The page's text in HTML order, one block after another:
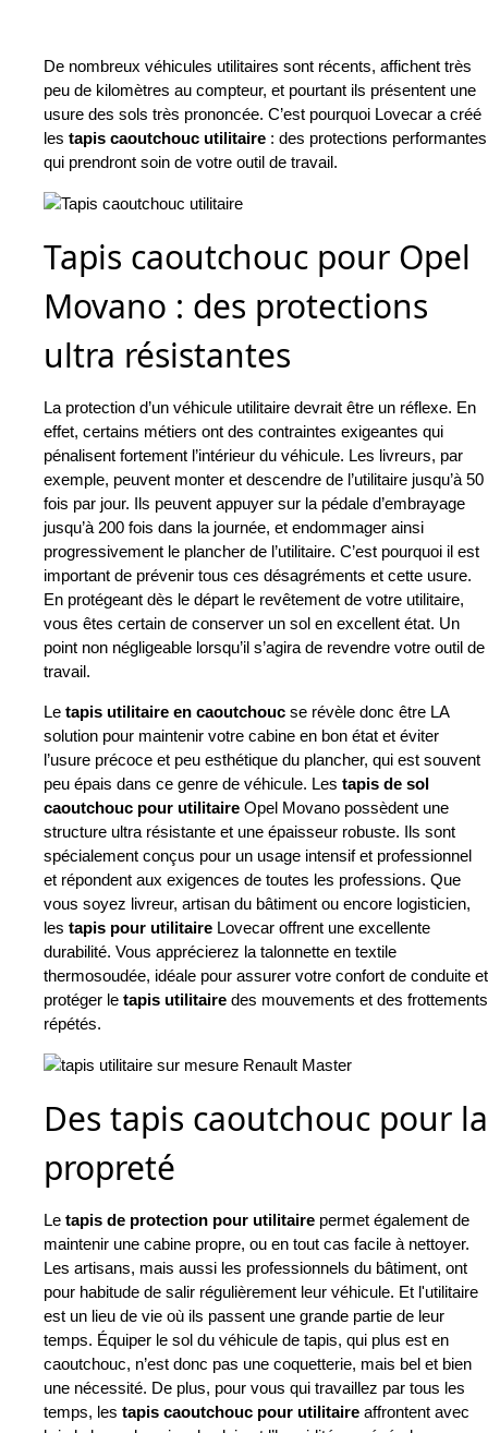
De nombreux véhicules utilitaires sont récents, affichent très
peu de kilomètres au compteur, et pourtant ils présentent une
usure des sols très prononcée. C’est pourquoi Lovecar a créé
les tapis caoutchouc utilitaire : des protections performantes
qui prendront soin de votre outil de travail.
Tapis caoutchouc pour Opel
Movano : des protections
ultra résistantes
La protection d’un véhicule utilitaire devrait être un réflexe. En
effet, certains métiers ont des contraintes exigeantes qui
pénalisent fortement l’intérieur du véhicule. Les livreurs, par
exemple, peuvent monter et descendre de l’utilitaire jusqu’à 50
fois par jour. Ils peuvent appuyer sur la pédale d’embrayage
jusqu’à 200 fois dans la journée, et endommager ainsi
progressivement le plancher de l’utilitaire. C’est pourquoi il est
important de prévenir tous ces désagréments et cette usure.
En protégeant dès le départ le revêtement de votre utilitaire,
vous êtes certain de conserver un sol en excellent état. Un
point non négligeable lorsqu’il s’agira de revendre votre outil de
travail.
Le tapis utilitaire en caoutchouc se révèle donc être LA
solution pour maintenir votre cabine en bon état et éviter
l’usure précoce et peu esthétique du plancher, qui est souvent
peu épais dans ce genre de véhicule. Les tapis de sol
caoutchouc pour utilitaire Opel Movano possèdent une
structure ultra résistante et une épaisseur robuste. Ils sont
spécialement conçus pour un usage intensif et professionnel
et répondent aux exigences de toutes les professions. Que
vous soyez livreur, artisan du bâtiment ou encore logisticien,
les tapis pour utilitaire Lovecar offrent une excellente
durabilité. Vous apprécierez la talonnette en textile
thermosoudée, idéale pour assurer votre confort de conduite et
protéger le tapis utilitaire des mouvements et des frottements
répétés.
Des tapis caoutchouc pour la
propreté
Le tapis de protection pour utilitaire permet également de
maintenir une cabine propre, ou en tout cas facile à nettoyer.
Les artisans, mais aussi les professionnels du bâtiment, ont
pour habitude de salir régulièrement leur véhicule. Et l'utilitaire
est un lieu de vie où ils passent une grande partie de leur
temps. Équiper le sol du véhicule de tapis, qui plus est en
caoutchouc, n’est donc pas une coquetterie, mais bel et bien
une nécessité. De plus, pour vous qui travaillez par tous les
temps, les tapis caoutchouc pour utilitaire affrontent avec